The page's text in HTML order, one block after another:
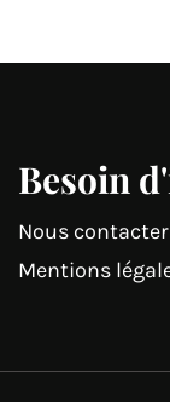
Besoin
Nous contacter
Mentions